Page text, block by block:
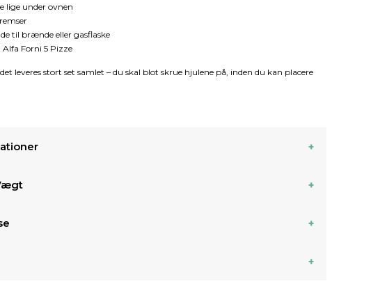
lige under ovnen
til brænde eller gasflaske
Forni 5 Pizze
leveres stort set samlet – du skal blot skrue hjulene på, inden du kan placere